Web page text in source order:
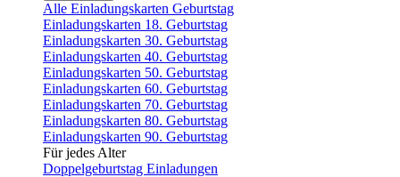
Alle Einladungskarten Geburtstag
Einladungskarten 18. Geburtstag
Einladungskarten 30. Geburtstag
Einladungskarten 40. Geburtstag
Einladungskarten 50. Geburtstag
Einladungskarten 60. Geburtstag
Einladungskarten 70. Geburtstag
Einladungskarten 80. Geburtstag
Einladungskarten 90. Geburtstag
Für jedes Alter
Doppelgeburtstag Einladungen